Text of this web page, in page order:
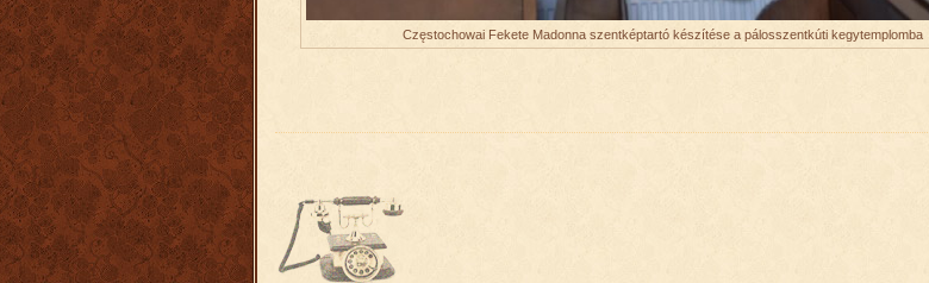
Częstochowai Fekete Madonna szentképtartó készítése a pálosszentkúti kegytemplomba